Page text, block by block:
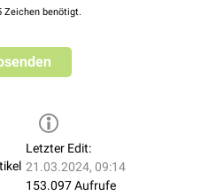
Zeichen benötigt.
Letzter Edit:
21.03.2024, 09:14
153.097 Aufrufe